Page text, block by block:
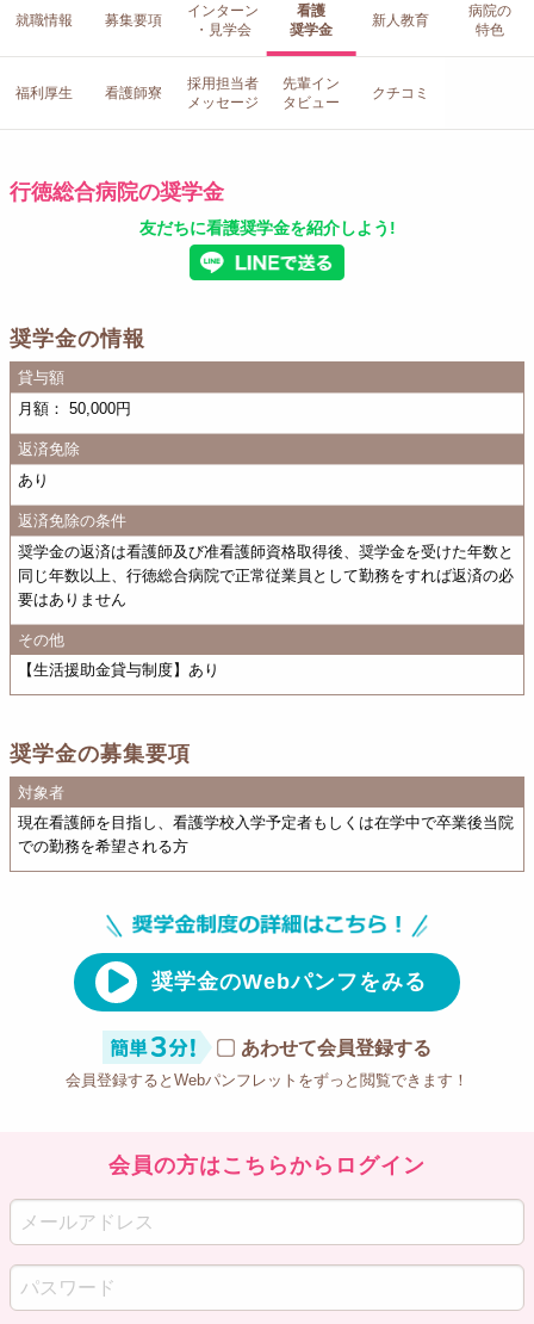
就職情報 募集要項
インターン
・見学会
看護
奨学金
新人教育
病院の
特色
福利厚生 看護師寮
採用担当者
メッセージ
先輩イン
タビュー
クチコミ
行徳総合病院の奨学金
友だちに看護奨学金を紹介しよう!
奨学金の情報
貸与額
月額： 50,000円
返済免除
あり
返済免除の条件
奨学金の返済は看護師及び准看護師資格取得後、奨学金を受けた年数と
同じ年数以上、行徳総合病院で正常従業員として勤務をすれば返済の必
要はありません
その他
【生活援助金貸与制度】あり
奨学金の募集要項
対象者
現在看護師を目指し、看護学校入学予定者もしくは在学中で卒業後当院
での勤務を希望される方
奨学金のWebパンフをみる
あわせて会員登録する
会員登録するとWebパンフレットをずっと閲覧できます！
会員の方はこちらからログイン